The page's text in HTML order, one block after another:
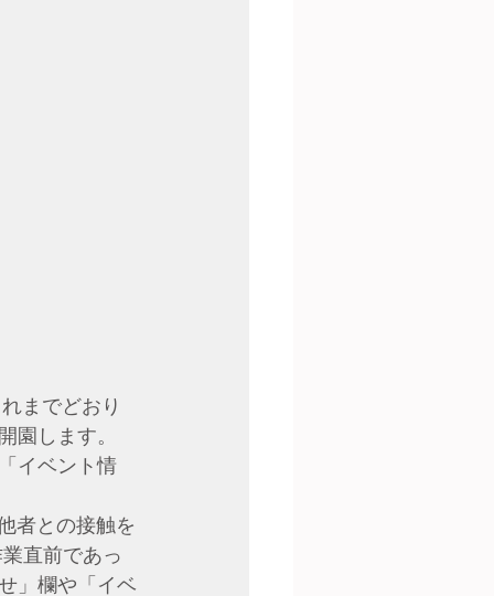
までどおり
園します。
イベント情
者との接触を
直前であっ
」欄や「イベ